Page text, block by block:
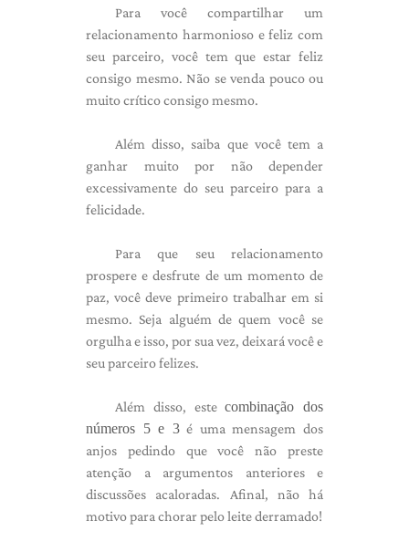
Para você compartilhar um
relacionamento harmonioso e feliz com
seu parceiro, você tem que estar feliz
consigo mesmo. Não se venda pouco ou
muito crítico consigo mesmo.
Além disso, saiba que você tem a
ganhar muito por não depender
excessivamente do seu parceiro para a
felicidade.
Para que seu relacionamento
prospere e desfrute de um momento de
paz, você deve primeiro trabalhar em si
mesmo. Seja alguém de quem você se
orgulha e isso, por sua vez, deixará você e
seu parceiro felizes.
Além disso, estecombinação dos
números 5 e 3é uma mensagem dos
anjos pedindo que você não preste
atenção a argumentos anteriores e
discussões acaloradas. Afinal, não há
motivo para chorar pelo leite derramado!